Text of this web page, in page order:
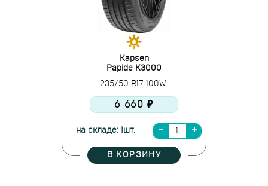
Kapsen
Papide K3000
235/50 R17 100W
6 660 ₽
на складе: 1шт.
В КОРЗИНУ